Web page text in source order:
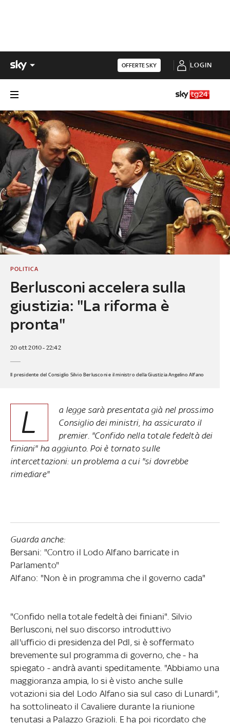
OFFERTE SKY LOGIN
Berlusconi accelera sulla
giustizia: "La riforma è
pronta"
POLITICA
20 ott 2010 - 22:42
Il presidente del Consiglio Silvio Berlusconi e il ministro della Giustizia Angelino Alfano
L
a legge sarà presentata già nel prossimo
Consiglio dei ministri, ha assicurato il
premier. "Confido nella totale fedeltà dei
finiani" ha aggiunto. Poi è tornato sulle
intercettazioni: un problema a cui "si dovrebbe
rimediare"
Guarda anche:
Bersani: "Contro il Lodo Alfano barricate in
Parlamento"
Alfano: "Non è in programma che il governo cada"
"Confido nella totale fedeltà dei finiani". Silvio
Berlusconi, nel suo discorso introduttivo
all'ufficio di presidenza del Pdl, si è soffermato
brevemente sul programma di governo, che - ha
spiegato - andrà avanti speditamente. "Abbiamo una
maggioranza ampia, lo si è visto anche sulle
votazioni sia del Lodo Alfano sia sul caso di Lunardi",
ha sottolineato il Cavaliere durante la riunione
tenutasi a Palazzo Grazioli. E ha poi ricordato che